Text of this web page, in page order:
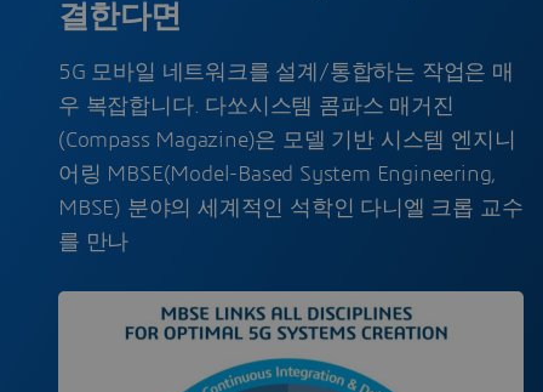
결한다면
5G 모바일 네트워크를 설계/통합하는 작업은 매
우 복잡합니다. 다쏘시스템 콤파스 매거진
(Compass Magazine)은 모델 기반 시스템 엔지니
어링 MBSE(Model-Based System Engineering,
MBSE) 분야의 세계적인 석학인 다니엘 크롭 교수
를 만나